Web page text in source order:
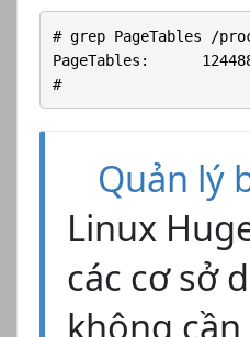
# grep PageTables /
PageTables:
#
Quản lý
Linux
các cơ sở
không